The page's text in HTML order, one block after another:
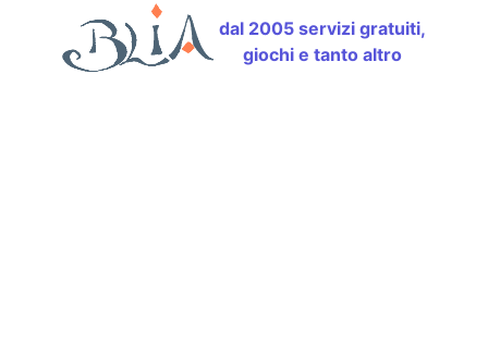
dal 2005 servizi gratuiti,
giochi e tanto altro